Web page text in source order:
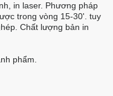
in laser. Phương pháp
trong vòng 15-30'. tuy
Chất lượng bản in
phẩm.